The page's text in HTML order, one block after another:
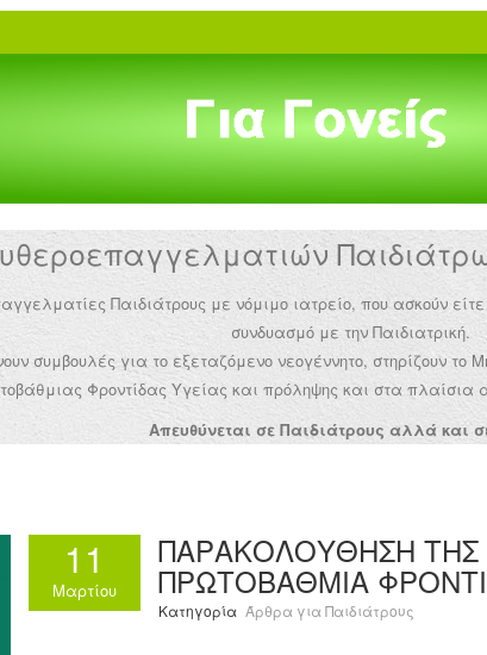
Παιδιάτρους με νόμιμο ιατρείο, που ασκούν είτε
συνδυασμό με την Παιδιατρική.
συμβουλές για το εξεταζόμενο νεογέννητο, στηρίζουν
Φροντίδας Υγείας και πρόληψης και στα
Απευθύνεται σε Παιδιάτρους αλλά και
11
Μαρτίου
ΠΑΡΑΚΟΛΟΥΘΗΣΗ ΤΗΣ
ΠΡΩΤΟΒΑΘΜΙΑ
Κατηγορία Άρθρα για Παιδιάτρους